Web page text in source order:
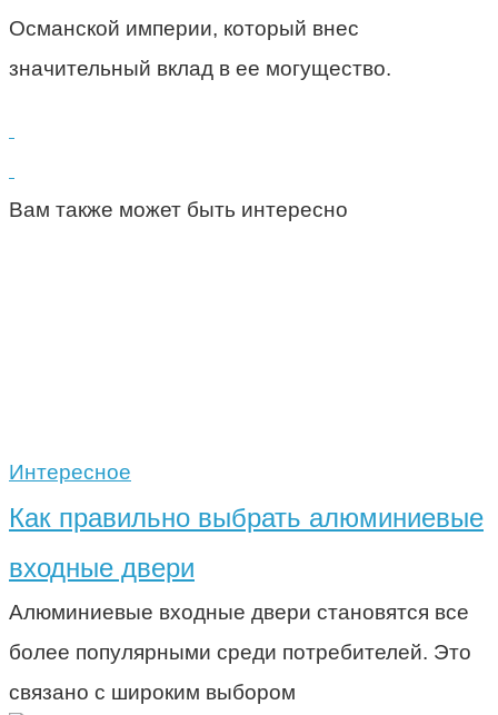
Османской империи, который внес
значительный вклад в ее могущество.
Вам также может быть интересно
Интересное
Как правильно выбрать алюминиевые
входные двери
Алюминиевые входные двери становятся все
более популярными среди потребителей. Это
связано с широким выбором